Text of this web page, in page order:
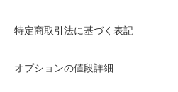
特定商取引法に基づく表記
オプションの値段詳細